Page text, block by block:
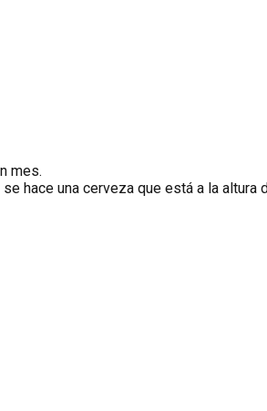
mes.
hace una cerveza que está a la altura